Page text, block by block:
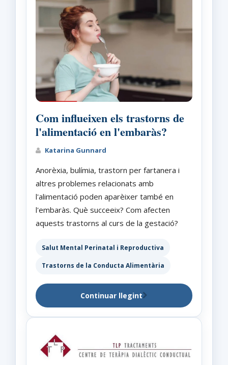
Com influeixen els trastorns de
l'alimentació en l'embaràs?
Katarina Gunnard
Anorèxia, bulímia, trastorn per fartanera i
altres problemes relacionats amb
l'alimentació poden aparèixer també en
l'embaràs. Què succeeix? Com afecten
aquests trastorns al curs de la gestació?
Salut Mental Perinatal i Reproductiva
Trastorns de la Conducta Alimentària
Continuar llegint